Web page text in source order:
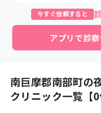
今すぐ依頼すると
アプリで診
南巨摩郡南部町の
クリニック一覧【0